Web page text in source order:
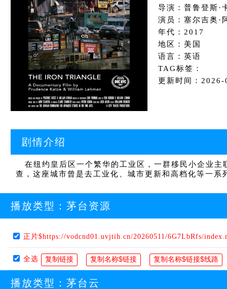
导演：普鲁登斯·
演员：塞尔吉奥·
年代：2017
地区：美国
语言：英语
TAG标签：
更新时间：
剧情介绍
在纽约皇后区一个繁华的工业区，一群移民小企业主
查，这座城市曾是去工业化、城市更新和高档化等一系
播放类型： 茅台资源
正片$https://vodcnd01.uvjtih.cn/20260511/6G7LbRfs/
全选
播放类型： 茅台云